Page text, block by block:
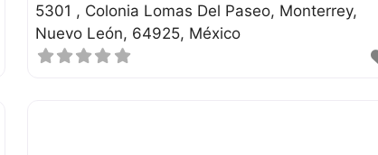
5301 , Colonia Lomas Del Paseo Monterrey
Nuevo León 64925 México